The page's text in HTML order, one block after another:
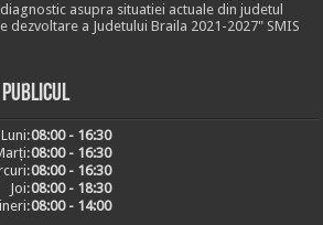
asupra situatiei actuale din judetul
dezvoltare a Judetului Braila 2021-2027" SMIS
publicul
Luni:08:00 - 16:30
08:00 - 16:30
08:00 - 16:30
Joi:08:00 - 18:30
08:00 - 14:00